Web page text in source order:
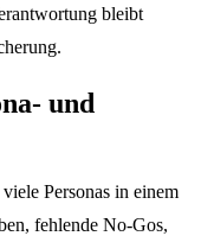
bleibt
und
Personas in einem
fehlende No-Gos,